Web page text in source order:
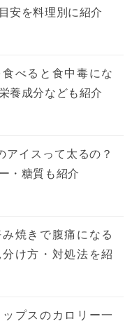
安を料理別に紹介
べると食中毒にな
養成分なども紹介
アイスって太るの？
・糖質も紹介
焼きで腹痛になる
け方・対処法を紹
プスのカロリー一